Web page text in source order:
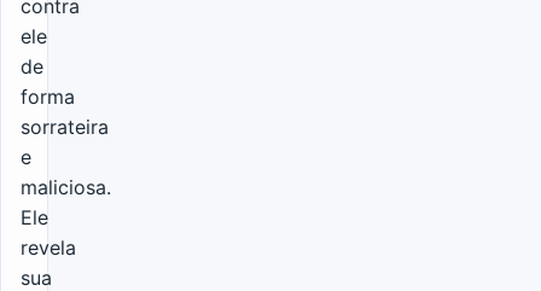
contra
ele
de
forma
sorrateira
e
maliciosa.
Ele
revela
sua